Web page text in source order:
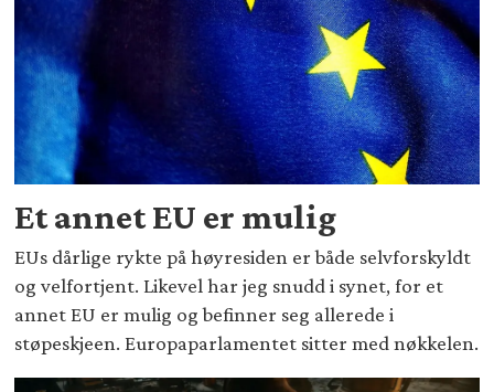
Et annet EU er mulig
EUs dårlige rykte på høyresiden er både selvforskyldt
og velfortjent. Likevel har jeg snudd i synet, for et
annet EU er mulig og befinner seg allerede i
støpeskjeen. Europaparlamentet sitter med nøkkelen.